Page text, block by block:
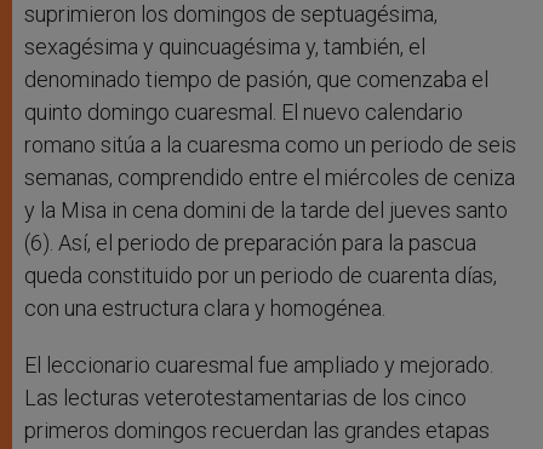
suprimieron los domingos de septuagésima,
sexagésima y quincuagésima y, también, el
denominado tiempo de pasión, que comenzaba el
quinto domingo cuaresmal. El nuevo calendario
romano sitúa a la cuaresma como un periodo de seis
semanas, comprendido entre el miércoles de ceniza
y la Misa in cena domini de la tarde del jueves santo
(6). Así, el periodo de preparación para la pascua
queda constituido por un periodo de cuarenta días,
con una estructura clara y homogénea.
El leccionario cuaresmal fue ampliado y mejorado.
Las lecturas veterotestamentarias de los cinco
primeros domingos recuerdan las grandes etapas